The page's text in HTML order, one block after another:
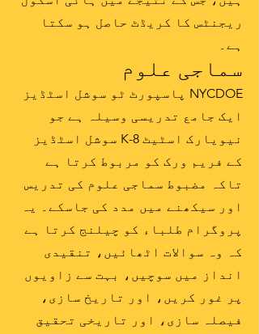
ریجنٹس کا کریڈٹ حاصل ہو سکتا
ہے۔
سماجی علوم
NYCDOE پاسپورٹ ٹو سوشل اسٹڈیز
ایک جامع تدریسی وسیلہ ہے جو
نیویارک اسٹیٹ K-8 سوشل اسٹڈیز
کے فریم ورک کو مربوط کرتا ہے
تاکہ مضبوط سماجی علوم کی تدریس
اور سیکھنے میں مدد کی جاسکے۔ یہ
پروگرام طلباء کو چیلنج کرتا ہے
کہ وہ سوالات اٹھائیں، تنقیدی
انداز میں سوچیں، بہت سے زاویوں
پر غور کریں، اور تاریخ سازی،
فیصلہ سازی، اور تاریخی تحقیق